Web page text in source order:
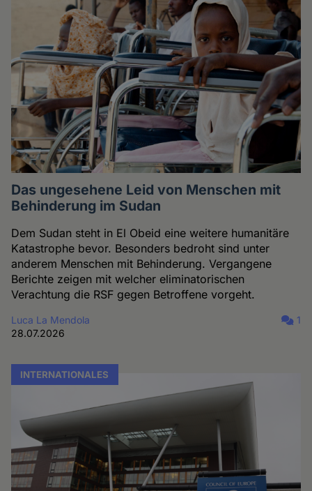
Das ungesehene Leid von Menschen mit
Behinderung im Sudan
Dem Sudan steht in El Obeid eine weitere humanitäre
Katastrophe bevor. Besonders bedroht sind unter
anderem Menschen mit Behinderung. Vergangene
Berichte zeigen mit welcher eliminatorischen
Verachtung die RSF gegen Betroffene vorgeht.
Luca La Mendola
28.07.2026
1
INTERNATIONALES